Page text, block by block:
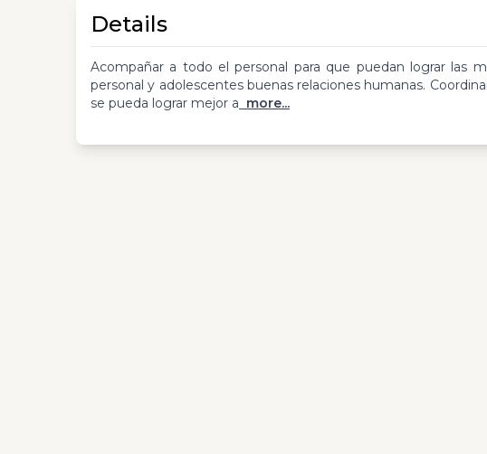
Details
Acompañar a todo el personal para que puedan lograr las
personal y adolescentes buenas relaciones humanas.
se pueda lograr mejor a more...